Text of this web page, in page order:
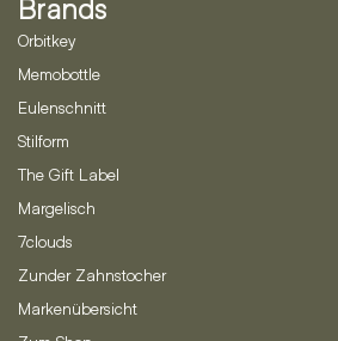
Brands
Orbitkey
Memobottle
Eulenschnitt
Stilform
The Gift Label
Margelisch
7clouds
Zunder Zahnstocher
Markenübersicht